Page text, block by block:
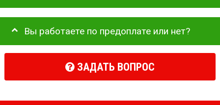
Вы работаете по предоплате или нет?
ЗАДАТЬ ВОПРОС